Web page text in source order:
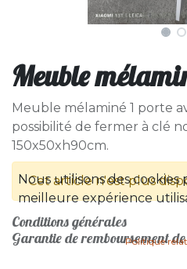
Meuble
Meuble mélaminé 1 porte
possibilité de fermer à clé
150x50xh90cm.
Cet article n'est plus
Conditions générales
Garantie de remboursement
Nous utilisons des
meilleure expérience
Politique